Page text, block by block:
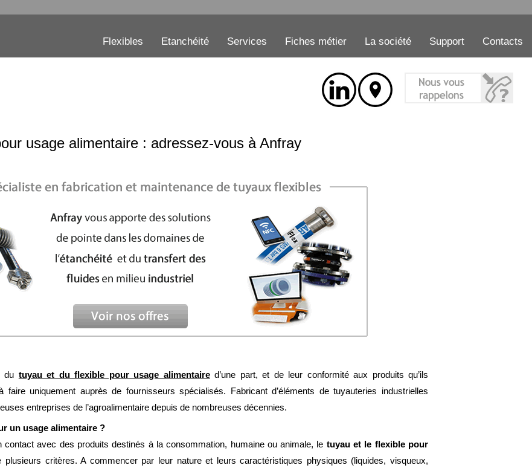
Flexibles Etanchéité Services Fiches métier La société Support Contacts
usage alimentaire : adressez-vous à Anfray
du tuyau et du flexible pour usage alimentaired’une part, et de leur conformité aux produits qu’ils
faire uniquement auprès de fournisseurs spécialisés. Fabricant d’éléments de tuyauteries industrielles
entreprises de l’agroalimentaire depuis de nombreuses décennies.
un usage alimentaire ?
avec des produits destinés à la consommation, humaine ou animale, le tuyau et le flexible pour
critères. A commencer par leur nature et leurs caractéristiques physiques (liquides, visqueux,